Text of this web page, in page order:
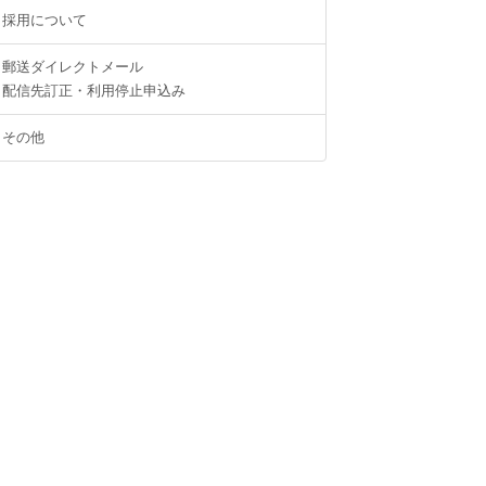
採用について
郵送ダイレクトメール
配信先訂正・利用停止申込み
その他